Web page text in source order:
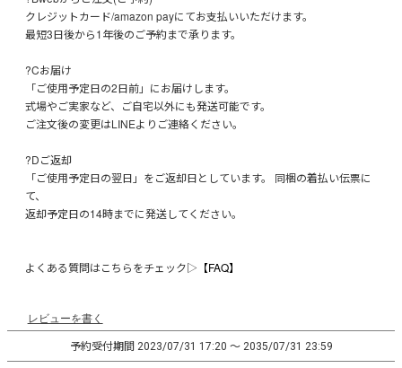
クレジットカード/amazon payにてお支払いいただけます。
最短3日後から1年後のご予約まで承ります。
?Cお届け
「ご使用予定日の2日前」にお届けします。
式場やご実家など、ご自宅以外にも発送可能です。
ご注文後の変更はLINEよりご連絡ください。
?Dご返却
「ご使用予定日の翌日」をご返却日としています。 同梱の着払い伝票に
て、
返却予定日の14時までに発送してください。
よくある質問はこちらをチェック▷ 【FAQ】
レビューを書く
予約受付期間 2023/07/31 17:20 〜 2035/07/31 23:59